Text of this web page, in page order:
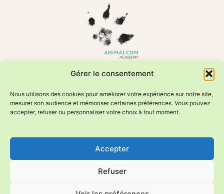
Gérer le consentement
Nous utilisons des cookies pour améliorer votre expérience sur notre site,
mesurer son audience et mémoriser certaines préférences. Vous pouvez
accepter, refuser ou personnaliser votre choix à tout moment.
Accepter
Refuser
Formations en comportement animal et relation humain–animal
Valérie
info@animalcom.academy
Rue des Flaches 9